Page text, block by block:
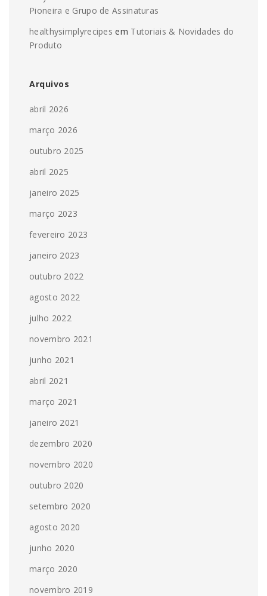
Pioneira e Grupo de Assinaturas
healthysimplyrecipes em Tutoriais & Novidades do
Produto
Arquivos
abril 2026
março 2026
outubro 2025
abril 2025
janeiro 2025
março 2023
fevereiro 2023
janeiro 2023
outubro 2022
agosto 2022
julho 2022
novembro 2021
junho 2021
abril 2021
março 2021
janeiro 2021
dezembro 2020
novembro 2020
outubro 2020
setembro 2020
agosto 2020
junho 2020
março 2020
novembro 2019